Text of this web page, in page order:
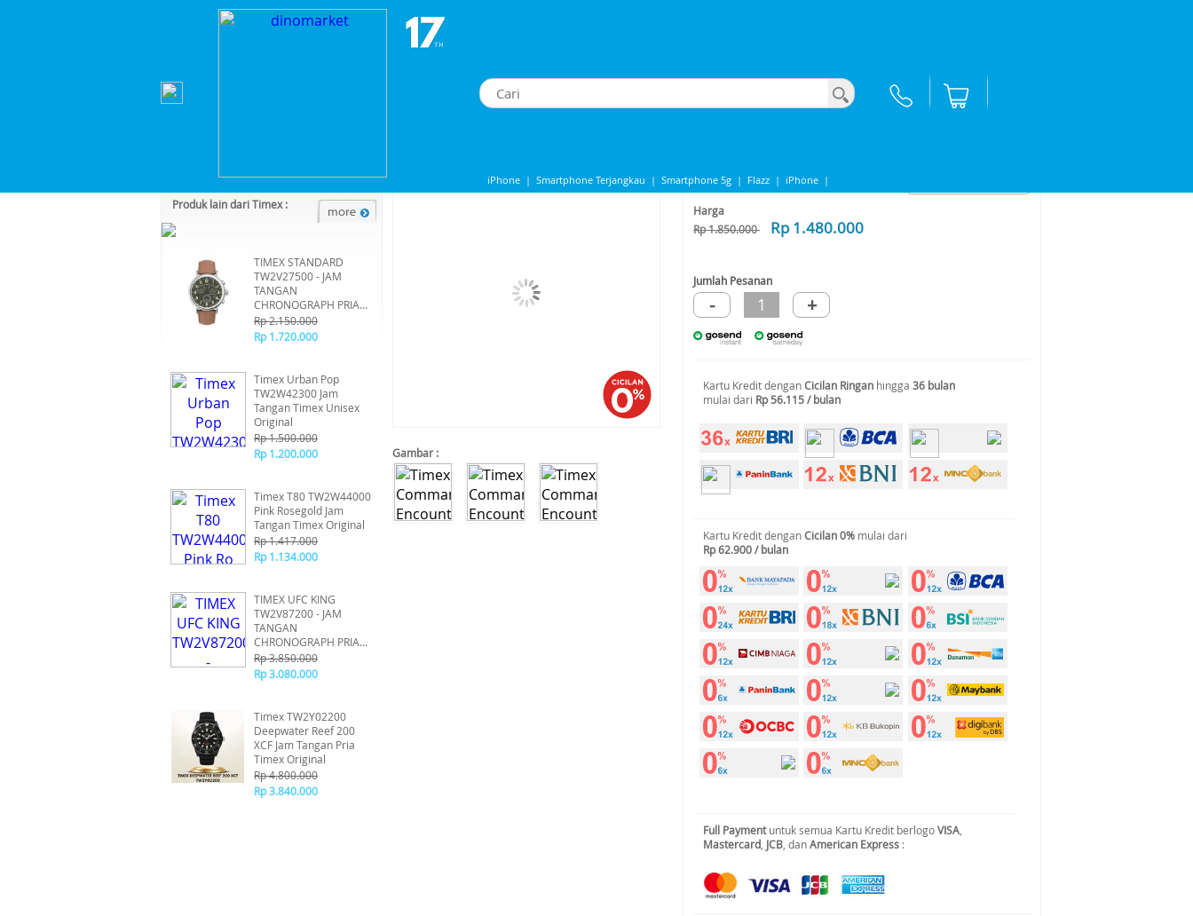
iPhone | Smartphone Terjangkau | Smartphone 5g | Flazz | iPhone |
Home
Timex Command Encounter TW2V59800 Jam Tangan Pria Tali Resin Original
Produk lain dari Timex :
TIMEX STANDARD
TW2V27500 - JAM
TANGAN
CHRONOGRAPH PRIA
ORIGINAL
Rp 2.150.000
Rp 1.720.000
Timex Urban Pop
TW2W42300 Jam
Tangan Timex Unisex
Original
Rp 1.500.000
Rp 1.200.000
Timex T80 TW2W44000
Pink Rosegold Jam
Tangan Timex Original
Rp 1.417.000
Rp 1.134.000
TIMEX UFC KING
TW2V87200 - JAM
TANGAN
CHRONOGRAPH PRIA
ORIGINAL
Rp 3.850.000
Rp 3.080.000
Timex TW2Y02200
Deepwater Reef 200
XCF Jam Tangan Pria
Timex Original
Rp 4.800.000
Rp 3.840.000
-20%*
Gambar :
Share to
Harga
Rp 1.850.000
Rp 1.480.000
Jumlah Pesanan
- 1 +
Kartu Kredit denganCicilan Ringan hingga 36 bulan
mulai dari Rp 56.115 / bulan
Kartu Kredit denganCicilan 0% mulai dari
Rp 62.900 / bulan
Full Paymentuntuk semua Kartu Kredit berlogoVISA
Mastercard JCB , danAmerican Express :